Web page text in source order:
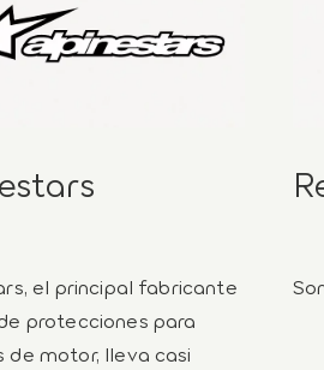
el principal fabricante
protecciones para
de motor, lleva casi